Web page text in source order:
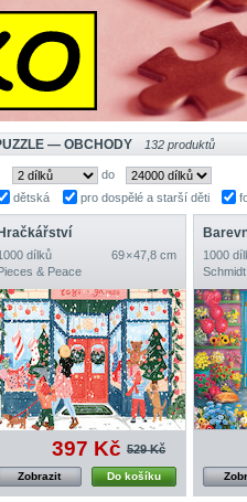
— OBCHODY 132 produktů
do
dětská
pro dospělé a starší děti
dílků
69 × 47,8 cm
& Peace
397 Kč 529 Kč
Do košíku
Zobrazit
1000
Schmidt